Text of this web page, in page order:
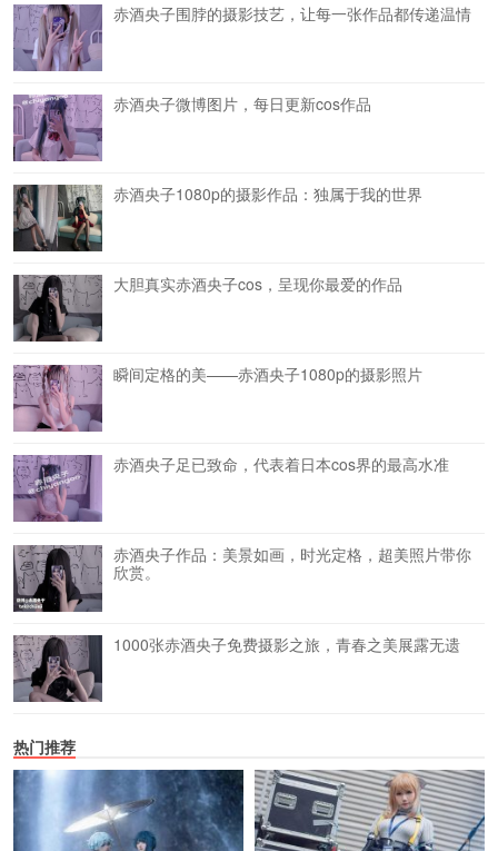
赤酒央子围脖的摄影技艺，让每一张作品都传递温情
赤酒央子微博图片，每日更新cos作品
赤酒央子1080p的摄影作品：独属于我的世界
大胆真实赤酒央子cos，呈现你最爱的作品
瞬间定格的美——赤酒央子1080p的摄影照片
赤酒央子足已致命，代表着日本cos界的最高水准
赤酒央子作品：美景如画，时光定格，超美照片带你
欣赏。
1000张赤酒央子免费摄影之旅，青春之美展露无遗
热门推荐